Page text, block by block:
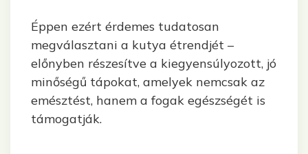
Éppen ezért érdemes tudatosan
megválasztani a kutya étrendjét –
előnyben részesítve a kiegyensúlyozott, jó
minőségű tápokat, amelyek nemcsak az
emésztést, hanem a fogak egészségét is
támogatják.